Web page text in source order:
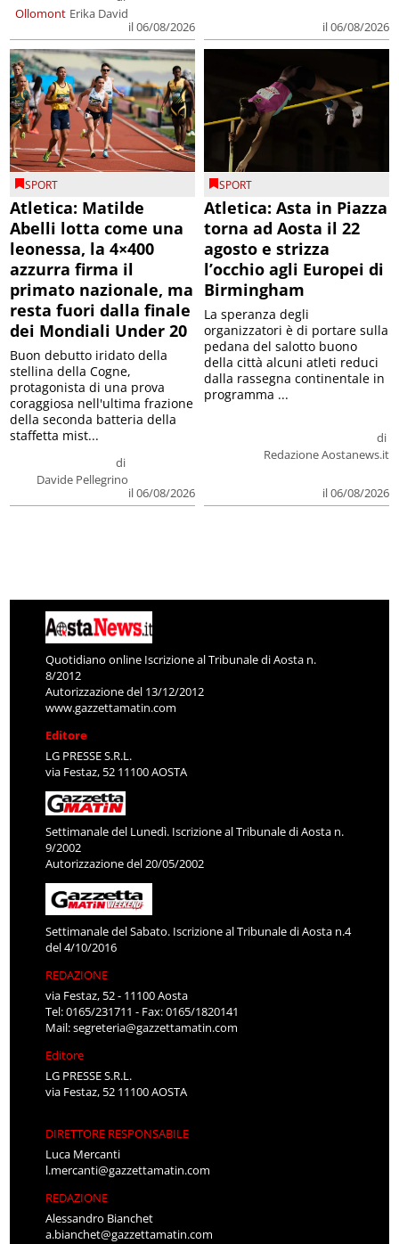
Ollomont Erika David
il 06/08/2026
il 06/08/2026
SPORT
Atletica: Matilde
Abelli lotta come una
leonessa, la 4×400
azzurra firma il
primato nazionale, ma
resta fuori dalla finale
dei Mondiali Under 20
di
Davide Pellegrino
il 06/08/2026
Buon debutto iridato della
stellina della Cogne,
protagonista di una prova
coraggiosa nell'ultima frazione
della seconda batteria della
staffetta mist...
SPORT
Atletica: Asta in Piazza
torna ad Aosta il 22
agosto e strizza
l’occhio agli Europei di
Birmingham
di
Redazione Aostanews.it
il 06/08/2026
La speranza degli
organizzatori è di portare sulla
pedana del salotto buono
della città alcuni atleti reduci
dalla rassegna continentale in
programma ...
Quotidiano online Iscrizione al Tribunale di Aosta n.
8/2012
Autorizzazione del 13/12/2012
www.gazzettamatin.com
Editore
LG PRESSE S.R.L.
via Festaz, 52 11100 AOSTA
Settimanale del Lunedì. Iscrizione al Tribunale di Aosta n.
9/2002
Autorizzazione del 20/05/2002
Settimanale del Sabato. Iscrizione al Tribunale di Aosta n.4
del 4/10/2016
REDAZIONE
via Festaz, 52 - 11100 Aosta
Tel: 0165/231711 - Fax: 0165/1820141
Mail:segreteria@gazzettamatin.com
Editore
LG PRESSE S.R.L.
via Festaz, 52 11100 AOSTA
DIRETTORE RESPONSABILE
Luca Mercanti
l.mercanti@gazzettamatin.com
REDAZIONE
Alessandro Bianchet
a.bianchet@gazzettamatin.com